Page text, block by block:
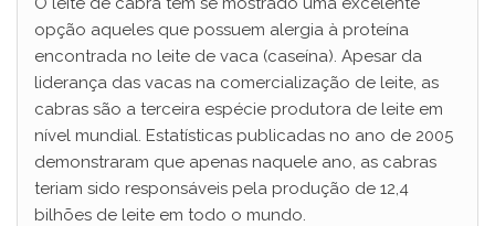
opção aqueles que possuem alergia à proteína
encontrada no leite de vaca (caseína). Apesar da
liderança das vacas na comercialização de leite, as
cabras são a terceira espécie produtora de leite em
nível mundial. Estatísticas publicadas no ano de 2005
demonstraram que apenas naquele ano, as cabras
teriam sido responsáveis pela produção de 12,4
bilhões de leite em todo o mundo.